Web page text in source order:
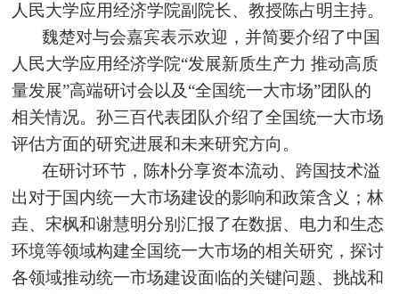
人民大学应用经济学院副院长、教授陈占明主持。
魏楚对与会嘉宾表示欢迎，并简要介绍了中国
人民大学应用经济学院“发展新质生产力 推动高质
量发展”高端研讨会以及“全国统一大市场”团队的
相关情况。孙三百代表团队介绍了全国统一大市场
评估方面的研究进展和未来研究方向。
在研讨环节，陈朴分享资本流动、跨国技术溢
出对于国内统一大市场建设的影响和政策含义；林
垚、宋枫和谢慧明分别汇报了在数据、电力和生态
环境等领域构建全国统一大市场的相关研究，探讨
各领域推动统一市场建设面临的关键问题、挑战和